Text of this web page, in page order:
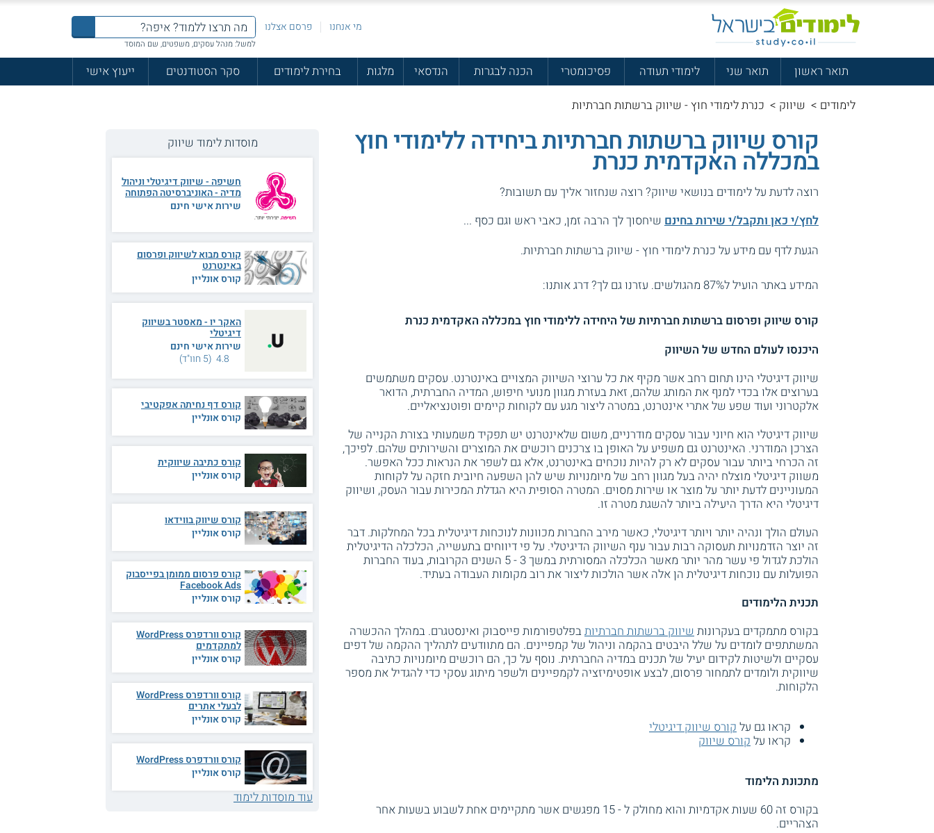
מי אנחנו פרסם אצלנו
למשל: מנהל עסקים, משפטים, שם המוסד
תואר ראשון תואר שני לימודי תעודה פסיכומטרי הכנה לבגרות הנדסאי מלגות בחירת לימודים סקר הסטודנטים
ייעוץ אישי
לימודים > שיווק > כנרת לימודי חוץ - שיווק ברשתות חברתיות
קורס שיווק ברשתות חברתיות ביחידה ללימודי חוץ
במכללה האקדמית כנרת
רוצה לדעת על לימודים בנושאי שיווק? רוצה שנחזור אליך עם תשובות?
לחץ/י כאן ותקבל/י שירות בחינם שיחסוך לך הרבה זמן, כאבי ראש וגם כסף ...
הגעת לדף עם מידע על כנרת לימודי חוץ - שיווק ברשתות חברתיות.
המידע באתר הועיל ל87% מהגולשים.
עזרנו גם לך? דרג אותנו:
קורס שיווק ופרסום ברשתות חברתיות של היחידה ללימודי חוץ במכללה האקדמית כנרת
היכנסו לעולם החדש של השיווק
שיווק דיגיטלי הינו תחום רחב אשר מקיף את כל ערוצי השיווק המצויים באינטרנט. עסקים משתמשים
בערוצים אלו בכדי למנף את המותג שלהם, זאת בעזרת מגוון מנועי חיפוש, המדיה החברתית, הדואר
אלקטרוני ועוד שפע של אתרי אינטרנט, במטרה ליצור מגע עם לקוחות קיימים ופוטנציאליים.
שיווק דיגיטלי הוא חיוני עבור עסקים מודרניים, משום שלאינטרנט יש תפקיד משמעותי בצורת הקנייה של
הצרכן המודרני. האינטרנט גם משפיע על האופן בו צרכנים רוכשים את המוצרים והשירותים שלהם. לפיכך,
זה הכרחי ביותר עבור עסקים לא רק להיות נוכחים באינטרנט, אלא גם לשפר את הנראות ככל האפשר.
משווק דיגיטלי מוצלח יהיה בעל מגוון רחב של מיומנויות שיש להן השפעה חיובית חזקה על לקוחות
המעוניינים לדעת יותר על מוצר או שירות מסוים. המטרה הסופית היא הגדלת המכירות עבור העסק, ושיווק
דיגיטלי היא הדרך היעילה ביותר להשגת מטרה זו.
העולם הולך ונהיה יותר ויותר דיגיטלי, כאשר מירב החברות מכוונות לנוכחות דיגיטלית בכל המחלקות. דבר
זה יוצר הזדמנויות תעסוקה רבות עבור ענף השיווק הדיגיטלי. על פי דיווחים בתעשייה, הכלכלה הדיגיטלית
הולכת לגדול פי עשר מהר יותר מאשר הכלכלה המסורתית במשך 3 - 5 השנים הקרובות, בעוד החברות
הפועלות עם נוכחות דיגיטלית הן אלה אשר הולכות ליצור את רוב מקומות העבודה בעתיד.
תכנית הלימודים
בקורס מתמקדים בעקרונותשיווק ברשתות חברתיותבפלטפורמות פייסבוק ואינסטגרם. במהלך ההכשרה
המשתתפים לומדים על שלל היבטים בהקמה וניהול של קמפיינים. הם מתוודעים לתהליך ההקמה של דפים
עסקיים ולשיטות לקידום יעיל של תכנים במדיה החברתית. נוסף על כך, הם רוכשים מיומנויות כתיבה
שיווקית ולומדים לתמחור פרסום, לבצע אופטימיזציה לקמפיינים ולשפר מיתוג עסקי כדי להגדיל את מספר
הלקוחות.
קראו גם עלקורס שיווק דיגיטלי
קראו עלקורס שיווק
מתכונת הלימוד
בקורס זה 60 שעות אקדמיות והוא מחולק ל - 15 מפגשים אשר מתקיימים אחת לשבוע בשעות אחר
הצהריים.
מוסדות לימוד שיווק
חשיפה - שיווק דיגיטלי וניהול
מדיה - האוניברסיטה הפתוחה
שירות אישי חינם
קורס מבוא לשיווק ופרסום
באינטרנט
קורס אונליין
האקר יו - מאסטר בשיווק
דיגיטלי
שירות אישי חינם
4.8 (5 חוו"ד)
קורס דף נחיתה אפקטיבי
קורס אונליין
קורס כתיבה שיווקית
קורס אונליין
קורס שיווק בווידאו
קורס אונליין
קורס פרסום ממומן בפייסבוק
Facebook Ads
קורס אונליין
קורס וורדפרס WordPress
למתקדמים
קורס אונליין
קורס וורדפרס WordPress
לבעלי אתרים
קורס אונליין
קורס וורדפרס WordPress
קורס אונליין
עוד מוסדות לימוד